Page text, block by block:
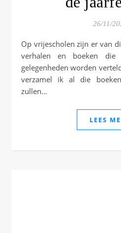
26/11/
Op vrijescholen zijn er van die elk jaar terugkerende
verhalen en boeken die
gelegenheden worden
verzamel ik al die
zullen…
LEES